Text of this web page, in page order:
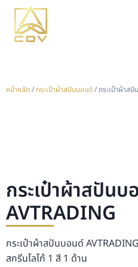
หน้าหลัก/ กระเป๋าผ้าสปันบอนด์/ กระเป๋าผ้าส
กระเป๋าผ้าสปัน
AVTRADING
กระเป๋าผ้าสปันบอนด์
สกรีนโลโก้ 1 สี 1 ด้าน